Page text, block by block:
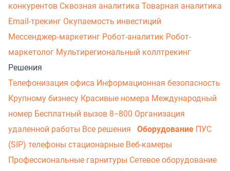
конкурентов Сквозная аналитика Товарная аналитика
Email-трекинг Окупаемость инвестиций
Мессенджер‑маркетинг Робот-аналитик Робот-
маркетолог Мультирегиональный коллтрекинг
Решения
Телефонизация офиса Информационная безопасность
Крупному бизнесу Красивые номера Международный
номер Бесплатный вызов 8−800 Организация
удаленной работы Все решения Оборудование ПУС
(SIP) телефоны стационарные Веб-камеры
Профессиональные гарнитуры Сетевое оборудование